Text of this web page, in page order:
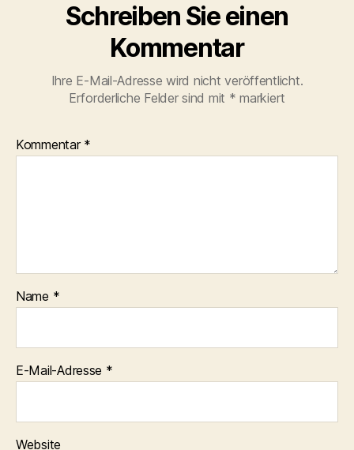
Schreiben Sie einen
Kommentar
Ihre E-Mail-Adresse wird nicht veröffentlicht.
Erforderliche Felder sind mit * markiert
Kommentar *
Name *
E-Mail-Adresse *
Website